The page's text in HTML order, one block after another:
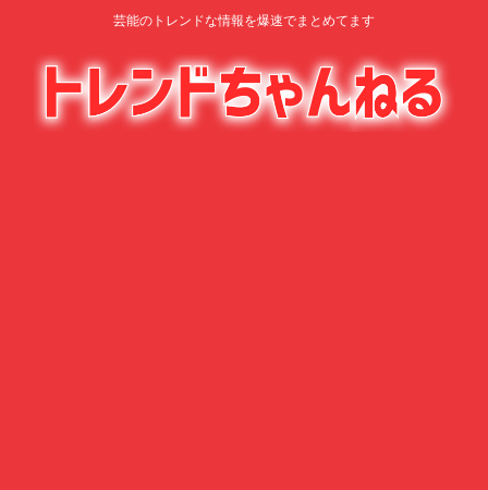
芸能のトレンドな情報を爆速でまとめてます